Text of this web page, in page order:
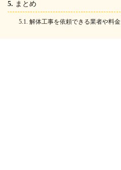
まとめ
解体工事を依頼できる業者や料金